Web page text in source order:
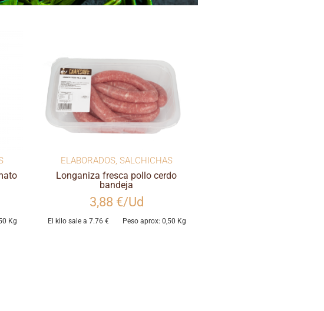
Kg
ELABORADOS, SALCHICHAS
Longaniza fresca pollo cerdo
bandeja
3,88 €/Ud
El kilo sale a 7.76 € Peso aprox: 0,50 Kg